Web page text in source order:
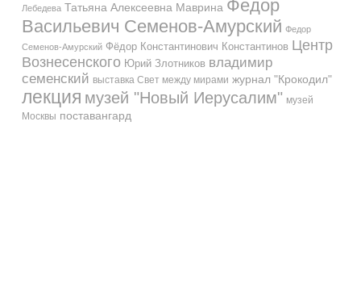
Лебедева Татьяна Алексеевна Маврина Федор
Васильевич Семенов-Амурский Федор
Семенов-Амурский Фёдор Константинович Константинов Центр
Вознесенского Юрий Злотников владимир
семенский выставка Свет между мирами журнал "Крокодил"
лекция музей "Новый Иерусалим" музей
Москвы поставангард